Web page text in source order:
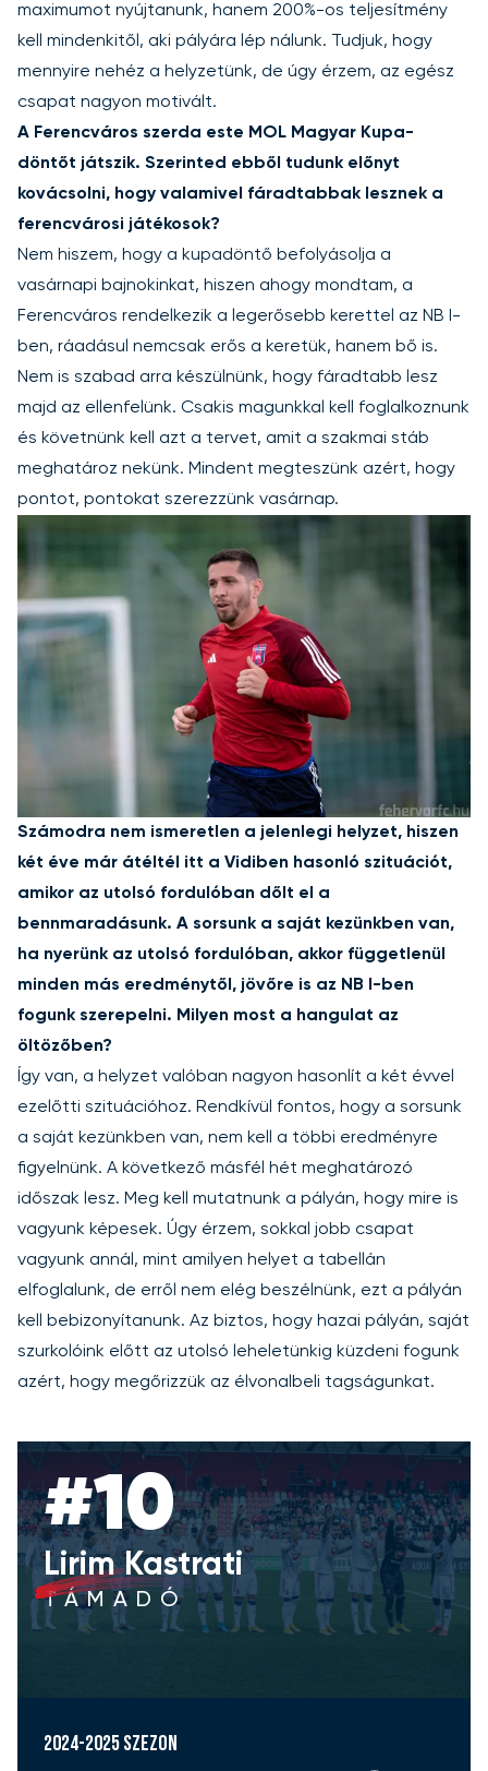
maximumot nyújtanunk, hanem 200%-os teljesítmény
kell mindenkitől, aki pályára lép nálunk. Tudjuk, hogy
mennyire nehéz a helyzetünk, de úgy érzem, az egész
csapat nagyon motivált.
A Ferencváros szerda este MOL Magyar Kupa-
döntőt játszik. Szerinted ebből tudunk előnyt
kovácsolni, hogy valamivel fáradtabbak lesznek a
ferencvárosi játékosok?
Nem hiszem, hogy a kupadöntő befolyásolja a
vasárnapi bajnokinkat, hiszen ahogy mondtam, a
Ferencváros rendelkezik a legerősebb kerettel az NB I-
ben, ráadásul nemcsak erős a keretük, hanem bő is.
Nem is szabad arra készülnünk, hogy fáradtabb lesz
majd az ellenfelünk. Csakis magunkkal kell foglalkoznunk
és követnünk kell azt a tervet, amit a szakmai stáb
meghatároz nekünk. Mindent megteszünk azért, hogy
pontot, pontokat szerezzünk vasárnap.
Számodra nem ismeretlen a jelenlegi helyzet, hiszen
két éve már átéltél itt a Vidiben hasonló szituációt,
amikor az utolsó fordulóban dőlt el a
bennmaradásunk. A sorsunk a saját kezünkben van,
ha nyerünk az utolsó fordulóban, akkor függetlenül
minden más eredménytől, jövőre is az NB I-ben
fogunk szerepelni. Milyen most a hangulat az
öltözőben?
Így van, a helyzet valóban nagyon hasonlít a két évvel
ezelőtti szituációhoz. Rendkívül fontos, hogy a sorsunk
a saját kezünkben van, nem kell a többi eredményre
figyelnünk. A következő másfél hét meghatározó
időszak lesz. Meg kell mutatnunk a pályán, hogy mire is
vagyunk képesek. Úgy érzem, sokkal jobb csapat
vagyunk annál, mint amilyen helyet a tabellán
elfoglalunk, de erről nem elég beszélnünk, ezt a pályán
kell bebizonyítanunk. Az biztos, hogy hazai pályán, saját
szurkolóink előtt az utolsó leheletünkig küzdeni fogunk
azért, hogy megőrizzük az élvonalbeli tagságunkat.
#10
Lirim Kastrati
TÁMADÓ
2024-2025 szezon